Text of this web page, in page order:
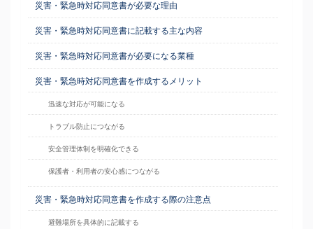
災害・緊急時対応同意書が必要な理由
災害・緊急時対応同意書に記載する主な内容
災害・緊急時対応同意書が必要になる業種
災害・緊急時対応同意書を作成するメリット
迅速な対応が可能になる
トラブル防止につながる
安全管理体制を明確化できる
保護者・利用者の安心感につながる
災害・緊急時対応同意書を作成する際の注意点
避難場所を具体的に記載する